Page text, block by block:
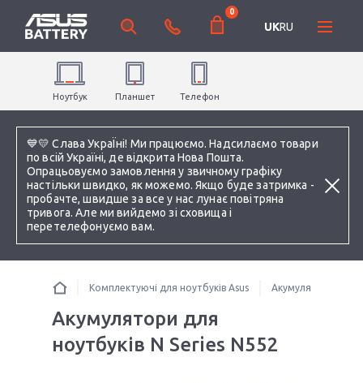
💙💛 Слава УкраЇні! Ми працюємо. Надсилаємо товари
по всій Україні, де відкрита Нова Пошта.
Опрацьовуємо замовлення у звичному графіку
настільки швидко, як можемо. Якщо буде затримка -
пробачте, швидше за все у нас лунає повітряна
тривога. Але ми вийдемо зі сховища і
перетелефонуємо вам.
0
UKRU
Ноутбук Планшет Телефон
Комплектуючі для ноутбуків Asus Акумулятори для
Акумулятори для
ноутбуків N Series N552